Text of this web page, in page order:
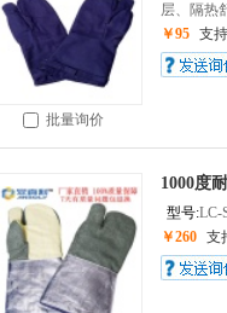
批量询价
层、隔热
￥95 支
1000度
型号:LC-
￥260 支